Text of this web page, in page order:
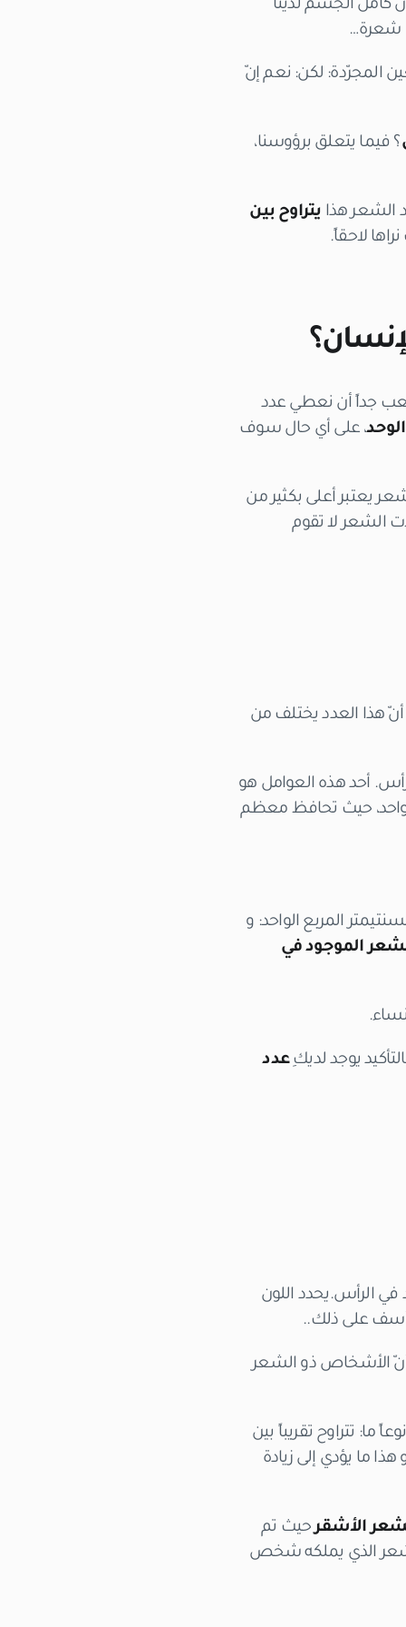
كامل الجسم لدينا
المجرّدة: لكن: نعم إنّ
؟ فيما يتعلق برؤوسنا،
الشعر هذا يتراوح بين
لاحقاً.
جداً أن نعطي عدد
، على أي حال سوف
يعتبر أعلى بكثير من
بصيلات الشعر لا تقوم
هذا العدد يختلف من
أحد هذه العوامل هو
المربع الواحد، حيث تحافظ معظم
بصيلة شعر تقريباً في السنتيمتر المربع الواحد: و
الموجود في
يوجد لديكِعدد
في الرأس.يحدد اللون
على ذلك..
أنّ الأشخاص ذو الشعر
ما: تتراوح تقريباً بين
و هذا ما يؤدي إلى زيادة
الأشقرحيث تم
يعتبر ضعف عدد الشعر الذي يملكه شخص